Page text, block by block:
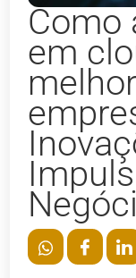
Como
em